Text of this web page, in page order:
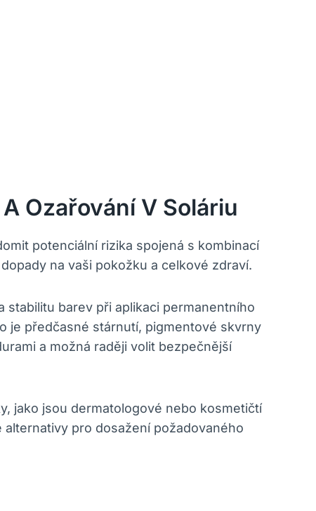
Ozařování V Soláriu
potenciální rizika spojená s kombinací
na vaši pokožku a celkové zdraví.
stabilitu barev při aplikaci permanentního
je předčasné stárnutí, pigmentové skvrny
a možná raději volit bezpečnější
jako jsou dermatologové nebo kosmetičtí
pro dosažení požadovaného